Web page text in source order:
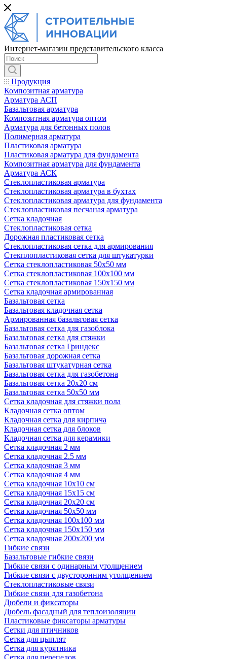
Интернет-магазин представительского класса
Продукция
Композитная арматура
Арматура АСП
Базальтовая арматура
Композитная арматура оптом
Арматура для бетонных полов
Полимерная арматура
Пластиковая арматура
Пластиковая арматура для фундамента
Композитная арматура для фундамента
Арматура АСК
Cтеклопластиковая арматура
Стеклопластиковая арматура в бухтах
Стеклопластиковая арматура для фундамента
Стеклопластиковая песчаная арматура
Сетка кладочная
Стеклопластиковая сетка
Дорожная пластиковая сетка
Стеклопластиковая сетка для армирования
Стекплопластиковая сетка для штукатурки
Сетка стеклопластиковая 50x50 мм
Сетка стеклопластиковая 100x100 мм
Сетка стеклопластиковая 150x150 мм
Сетка кладочная армированная
Базальтовая сетка
Базальтовая кладочная сетка
Армированная базальтовая сетка
Базальтовая сетка для газоблока
Базальтовая сетка для стяжки
Базальтовая сетка Гриндекс
Базальтовая дорожная сетка
Базальтовая штукатурная сетка
Базальтовая сетка для газобетона
Базальтовая сетка 20x20 см
Базальтовая сетка 50x50 мм
Сетка кладочная для стяжки пола
Кладочная сетка оптом
Кладочная сетка для кирпича
Кладочная сетка для блоков
Кладочная сетка для керамики
Сетка кладочная 2 мм
Сетка кладочная 2.5 мм
Сетка кладочная 3 мм
Сетка кладочная 4 мм
Сетка кладочная 10x10 см
Сетка кладочная 15x15 см
Сетка кладочная 20x20 см
Сетка кладочная 50x50 мм
Сетка кладочная 100x100 мм
Сетка кладочная 150x150 мм
Сетка кладочная 200x200 мм
Гибкие связи
Базальтовые гибкие связи
Гибкие связи с одинарным утолщением
Гибкие связи с двусторонним утолщением
Стеклопластиковые связи
Гибкие связи для газобетона
Дюбели и фиксаторы
Дюбель фасадный для теплоизоляции
Пластиковые фиксаторы арматуры
Сетки для птичников
Сетка для цыплят
Сетка для курятника
Сетка для перепелов